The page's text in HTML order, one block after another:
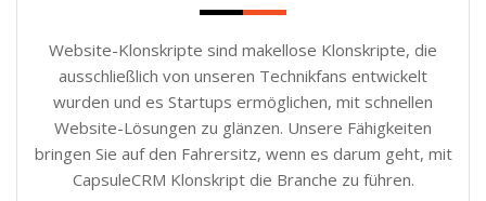
Website-Klonskripte sind makellose Klonskripte, die
ausschließlich von unseren Technikfans entwickelt
wurden und es Startups ermöglichen, mit schnellen
Website-Lösungen zu glänzen. Unsere Fähigkeiten
bringen Sie auf den Fahrersitz, wenn es darum geht, mit
CapsuleCRM Klonskript die Branche zu führen.